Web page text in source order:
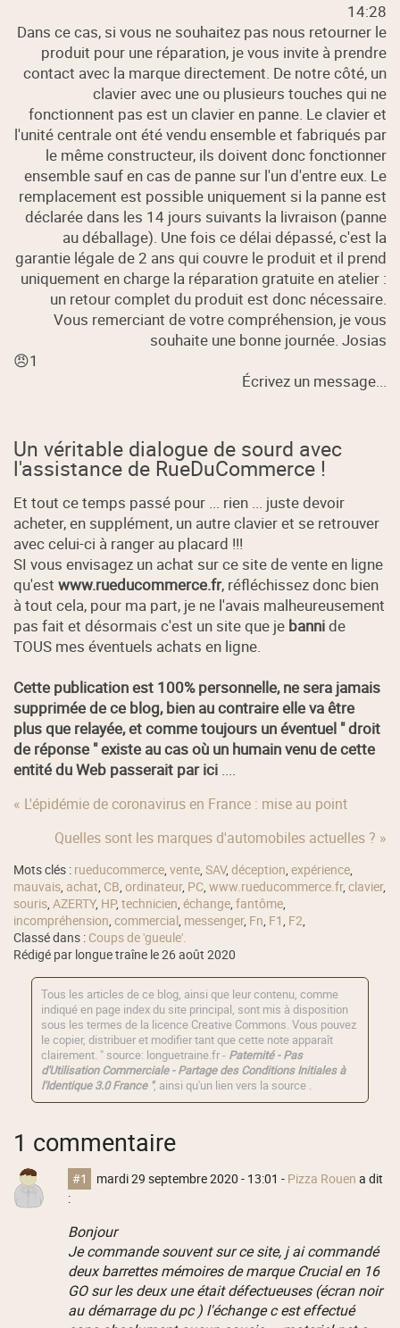
14:28
Dans ce cas, si vous ne souhaitez pas nous retourner le
produit pour une réparation, je vous invite à prendre
contact avec la marque directement. De notre côté, un
clavier avec une ou plusieurs touches qui ne
fonctionnent pas est un clavier en panne. Le clavier et
l'unité centrale ont été vendu ensemble et fabriqués par
le même constructeur, ils doivent donc fonctionner
ensemble sauf en cas de panne sur l'un d'entre eux. Le
remplacement est possible uniquement si la panne est
déclarée dans les 14 jours suivants la livraison (panne
au déballage). Une fois ce délai dépassé, c'est la
garantie légale de 2 ans qui couvre le produit et il prend
uniquement en charge la réparation gratuite en atelier :
un retour complet du produit est donc nécessaire.
Vous remerciant de votre compréhension, je vous
souhaite une bonne journée. Josias
😠1
Écrivez un message...
Un véritable dialogue de sourd avec
l'assistance de RueDuCommerce !
Et tout ce temps passé pour ... rien ... juste devoir
acheter, en supplément, un autre clavier et se retrouver
avec celui-ci à ranger au placard !!!
SI vous envisagez un achat sur ce site de vente en ligne
qu'estwww.rueducommerce.fr, réfléchissez donc bien
à tout cela, pour ma part, je ne l'avais malheureusement
pas fait et désormais c'est un site que je bannide
TOUS mes éventuels achats en ligne.
Cette publication est 100% personnelle, ne sera jamais
supprimée de ce blog, bien au contraire elle va être
plus que relayée, et comme toujours un éventuel " droit
de réponse " existe au cas où un humain venu de cette
entité du Web passerait par ici ....
« L'épidémie de coronavirus en France : mise au point
Quelles sont les marques d'automobiles actuelles ? »
Mots clés : rueducommerce,vente,SAV,déception,expérience,
mauvais, achat, CB,ordinateur, PC,www.rueducommerce.fr,clavier,
souris,AZERTY, HP,technicien,échange,fantôme,
incompréhension,commercial, messenger, Fn, F1 , F2,
Classé dans : Coups de 'gueule'.
Rédigé par longue traîne le 26 août 2020
Tous les articles de ce blog, ainsi que leur contenu, comme
indiqué en page index du site principal, sont mis à disposition
sous les termes de la licence Creative Commons. Vous pouvez
le copier, distribuer et modifier tant que cette note apparaît
clairement. " source: longuetraine.fr - Paternité - Pas
d'Utilisation Commerciale - Partage des Conditions Initiales à
l'Identique 3.0 France ", ainsi qu'un lien vers la source .
1 commentaire
#1 mardi 29 septembre 2020 - 13:01 - Pizza Rouen a dit
:
Bonjour
Je commande souvent sur ce site, j ai commandé
deux barrettes mémoires de marque Crucial en 16
GO sur les deux une était défectueuses (écran noir
au démarrage du pc ) l'échange c est effectué